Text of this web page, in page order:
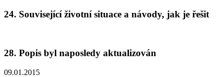
24. Související životní situace a návody, jak je řešit
28. Popis byl naposledy aktualizován
09.01.2015